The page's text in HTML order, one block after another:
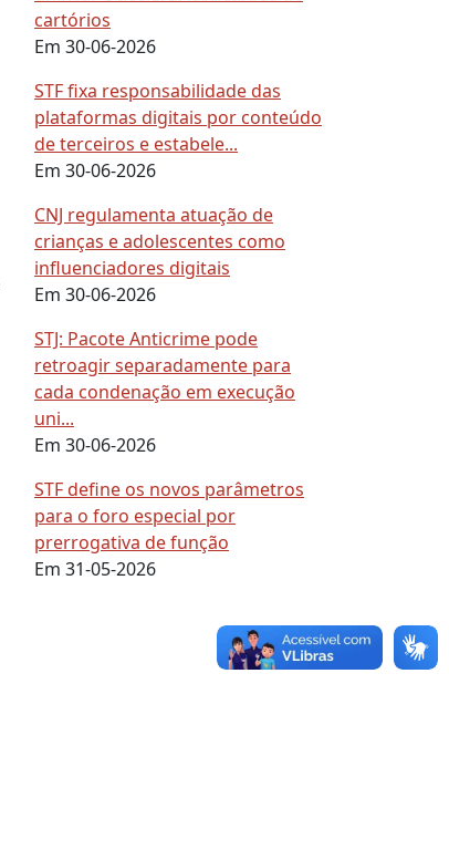
cartórios
Em 30-06-2026
STF fixa responsabilidade das
plataformas digitais por conteúdo
de terceiros e estabele...
Em 30-06-2026
CNJ regulamenta atuação de
crianças e adolescentes como
influenciadores digitais
Em 30-06-2026
STJ: Pacote Anticrime pode
retroagir separadamente para
cada condenação em execução
uni...
Em 30-06-2026
STF define os novos parâmetros
para o foro especial por
prerrogativa de função
Em 31-05-2026